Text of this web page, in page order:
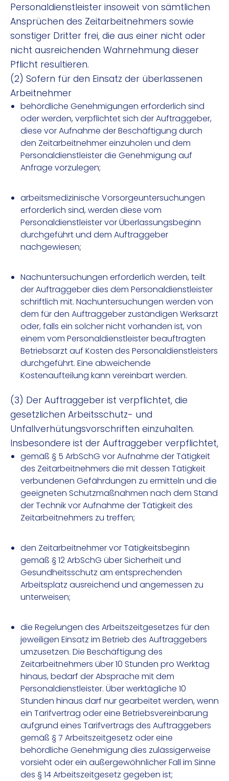
Personaldienstleister insoweit von sämtlichen
Ansprüchen des Zeitarbeitnehmers sowie
sonstiger Dritter frei, die aus einer nicht oder
nicht ausreichenden Wahrnehmung dieser
Pflicht resultieren.
(2) Sofern für den Einsatz der überlassenen
Arbeitnehmer
behördliche Genehmigungen erforderlich sind
oder werden, verpflichtet sich der Auftraggeber,
diese vor Aufnahme der Beschäftigung durch
den Zeitarbeitnehmer einzuholen und dem
Personaldienstleister die Genehmigung auf
Anfrage vorzulegen;
arbeitsmedizinische Vorsorgeuntersuchungen
erforderlich sind, werden diese vom
Personaldienstleister vor Überlassungsbeginn
durchgeführt und dem Auftraggeber
nachgewiesen;
Nachuntersuchungen erforderlich werden, teilt
der Auftraggeber dies dem Personaldienstleister
schriftlich mit. Nachuntersuchungen werden von
dem für den Auftraggeber zuständigen Werksarzt
oder, falls ein solcher nicht vorhanden ist, von
einem vom Personaldienstleister beauftragten
Betriebsarzt auf Kosten des Personaldienstleisters
durchgeführt. Eine abweichende
Kostenaufteilung kann vereinbart werden.
(3) Der Auftraggeber ist verpflichtet, die
gesetzlichen Arbeitsschutz- und
Unfallverhütungsvorschriften einzuhalten.
Insbesondere ist der Auftraggeber verpflichtet,
gemäß § 5 ArbSchG vor Aufnahme der Tätigkeit
des Zeitarbeitnehmers die mit dessen Tätigkeit
verbundenen Gefährdungen zu ermitteln und die
geeigneten Schutzmaßnahmen nach dem Stand
der Technik vor Aufnahme der Tätigkeit des
Zeitarbeitnehmers zu treffen;
den Zeitarbeitnehmer vor Tätigkeitsbeginn
gemäß § 12 ArbSchG über Sicherheit und
Gesundheitsschutz am entsprechenden
Arbeitsplatz ausreichend und angemessen zu
unterweisen;
die Regelungen des Arbeitszeitgesetzes für den
jeweiligen Einsatz im Betrieb des Auftraggebers
umzusetzen. Die Beschäftigung des
Zeitarbeitnehmers über 10 Stunden pro Werktag
hinaus, bedarf der Absprache mit dem
Personaldienstleister. Über werktägliche 10
Stunden hinaus darf nur gearbeitet werden, wenn
ein Tarifvertrag oder eine Betriebsvereinbarung
aufgrund eines Tarifvertrags des Auftraggebers
gemäß § 7 Arbeitszeitgesetz oder eine
behördliche Genehmigung dies zulässigerweise
vorsieht oder ein außergewöhnlicher Fall im Sinne
des § 14 Arbeitszeitgesetz gegeben ist;